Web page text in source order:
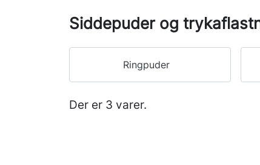
Siddepuder og
Ringpuder
Der er 3 varer.